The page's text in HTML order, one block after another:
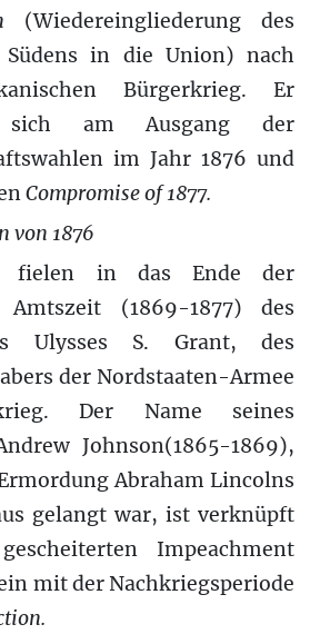
(Wiedereingliederung des
Südens in die Union) nach
Bürgerkrieg. Er
sich am Ausgang der
im Jahr 1876 und
Compromise of 1877.
von 1876
fielen in das Ende der
Amtszeit (1869-1877) des
Ulysses S. Grant, des
der Nordstaaten-Armee
Der Name seines
Johnson(1865-1869),
Abraham Lincolns
gelangt war, ist verknüpft
Impeachment
mit der Nachkriegsperiode